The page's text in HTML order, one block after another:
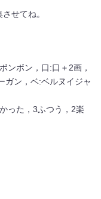
せてね。
ンボン，口:口＋2画，
ガン，ベ:ベルヌイジャ
った，3ふつう，2楽